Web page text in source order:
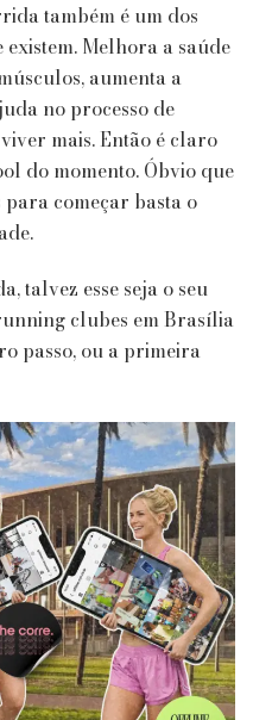
também é um dos
Melhora a saúde
aumenta a
no processo de
mais. Então é claro
do momento. Óbvio que
começar basta o
talvez esse seja o seu
clubes em Brasília
passo, ou a primeira